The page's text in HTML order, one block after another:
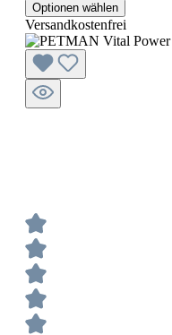
Optionen wählen
Versandkostenfrei